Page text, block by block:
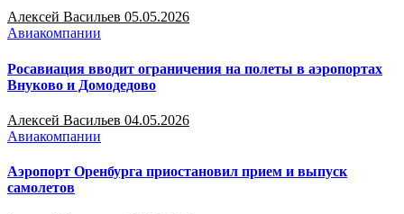
Алексей Васильев 05.05.2026
Авиакомпании
Росавиация вводит ограничения на полеты в аэропортах
Внуково и Домодедово
Алексей Васильев 04.05.2026
Авиакомпании
Аэропорт Оренбурга приостановил прием и выпуск
самолетов